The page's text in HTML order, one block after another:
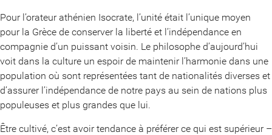
Pour l’orateur athénien Isocrate, l’unité était l’unique moyen
pour la Grèce de conserver la liberté et l’indépendance en
compagnie d’un puissant voisin. Le philosophe d’aujourd’hui
voit dans la culture un espoir de maintenir l’harmonie dans une
population où sont représentées tant de nationalités diverses et
d’assurer l’indépendance de notre pays au sein de nations plus
populeuses et plus grandes que lui.
Être cultivé, c’est avoir tendance à préférer ce qui est supérieur –